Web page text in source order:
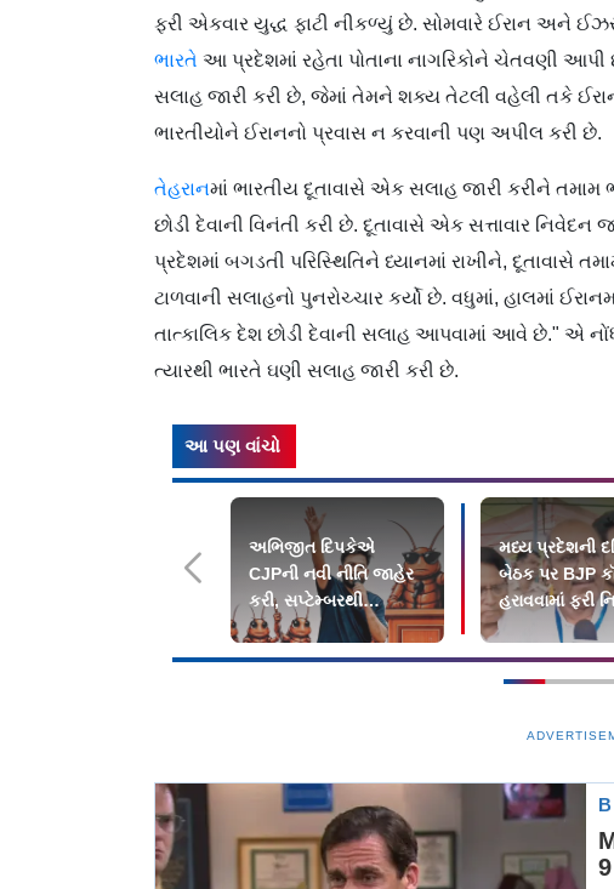
ફરી એકવાર યુદ્ધ ફાટી નીકળ્યું છે. સોમવારે ઈરાન અને
ભારતે આ પ્રદેશમાં રહેતા પોતાના નાગરિકોને ચેતવણી આપી
સલાહ જારી કરી છે, જેમાં તેમને શક્ય તેટલી વહેલી તકે
ભારતીયોને ઈરાનનો પ્રવાસ ન કરવાની પણ અપીલ કરી છે.
તેહરાનમાં ભારતીય દૂતાવાસે એક સલાહ જારી કરીને
છોડી દેવાની વિનંતી કરી છે. દૂતાવાસે એક સત્તાવાર
પ્રદેશમાં બગડતી પરિસ્થિતિને ધ્યાનમાં રાખીને, દૂતાવાસે
ટાળવાની સલાહનો પુનરોચ્ચાર કર્યો છે. વધુમાં, હાલમાં
તાત્કાલિક દેશ છોડી દેવાની સલાહ આપવામાં આવે છે."
ત્યારથી ભારતે ઘણી સલાહ જારી કરી છે.
આ પણ વાંચો
અભિજીત દિપકેએ
CJPની નવી નીતિ જાહેર
કરી, સપ્ટેમ્બરથી
દેશભારમાં થશે શરૂ
મધ્ય પ્રદેશની
બેઠક પર BJP
હરાવવામાં ફરી